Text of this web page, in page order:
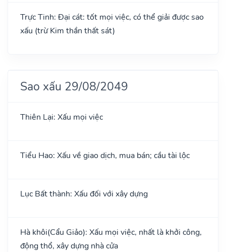
Trực Tinh: Đại cát: tốt mọi việc, có thể giải được sao
xấu (trừ Kim thần thất sát)
Sao xấu 29/08/2049
Thiên Lại: Xấu mọi việc
Tiểu Hao: Xấu về giao dịch, mua bán; cầu tài lộc
Lục Bất thành: Xấu đối với xây dựng
Hà khôi(Cẩu Giảo): Xấu mọi việc, nhất là khởi công,
động thổ, xây dựng nhà cửa